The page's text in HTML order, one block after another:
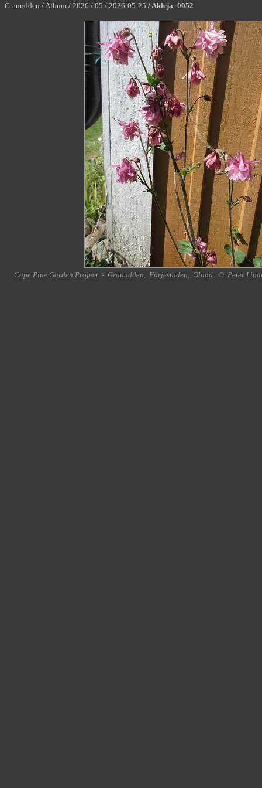
Granudden /Album / 2026 / 05 / 2026-05-25 /Akleja_0052
Cape Pine Garden Project - Granudden, Färjestaden, Öland © Peter